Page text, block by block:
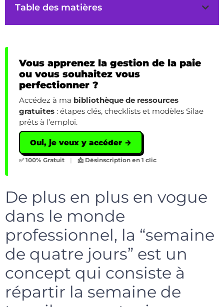
Table des matières
Vous apprenez la gestion de la paie
ou vous souhaitez vous
perfectionner ?
Accédez à ma bibliothèque de ressources
gratuites : étapes clés, checklists et modèles Silae
prêts à l’emploi.
Oui, je veux y accéder →
✅ 100% Gratuit | 📩 Désinscription en 1 clic
De plus en plus en vogue
dans le monde
professionnel, la “semaine
de quatre jours” est un
concept qui consiste à
répartir la semaine de